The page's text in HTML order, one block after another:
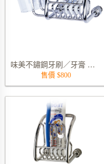
味美不鏽鋼牙刷／牙膏 單漱口杯架 9129S
售價 $800